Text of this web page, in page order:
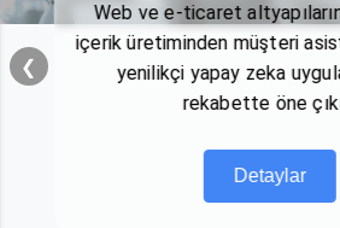
Web ve e-ticaret
içerik üretiminden müşteri
yenilikçi yapay zeka
rekabette öne
Detaylar
❮